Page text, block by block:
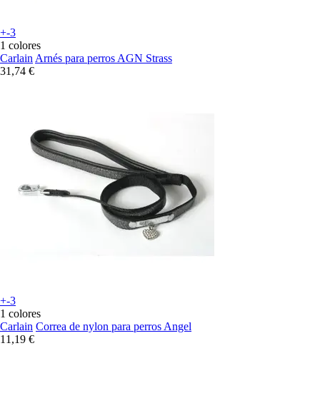
+-3
1 colores
Carlain Arnés para perros AGN Strass
31,74 €
+-3
1 colores
Carlain Correa de nylon para perros Angel
11,19 €